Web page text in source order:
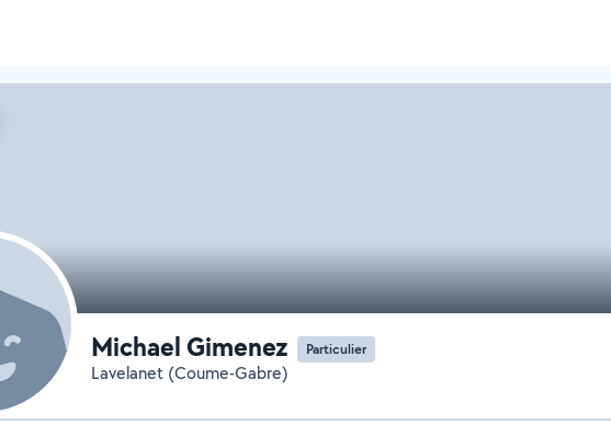
Michael Gimenez Particulier
Lavelanet (Coume-Gabre)